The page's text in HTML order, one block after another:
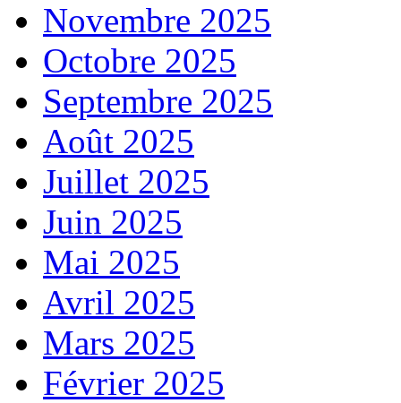
Novembre 2025
Octobre 2025
Septembre 2025
Août 2025
Juillet 2025
Juin 2025
Mai 2025
Avril 2025
Mars 2025
Février 2025